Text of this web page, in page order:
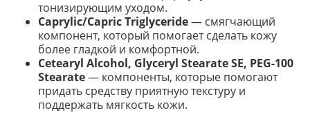
тонизирующим уходом.
Caprylic/Capric Triglyceride— смягчающий
компонент, который помогает сделать кожу
более гладкой и комфортной.
Cetearyl Alcohol, Glyceryl Stearate SE, PEG-100
Stearate— компоненты, которые помогают
придать средству приятную текстуру и
поддержать мягкость кожи.